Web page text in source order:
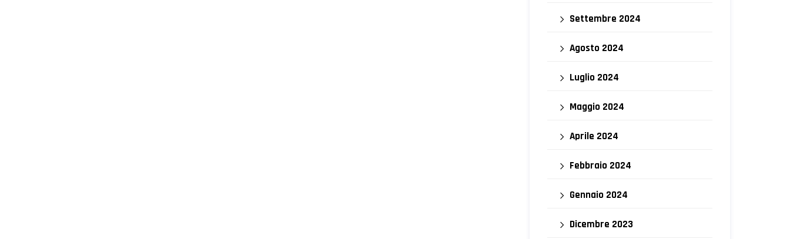
Settembre 2024
Agosto 2024
Luglio 2024
Maggio 2024
Aprile 2024
Febbraio 2024
Gennaio 2024
Dicembre 2023